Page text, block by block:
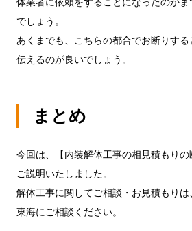
体業者に依頼をすることになったのか
でしょう。
あくまでも、こちらの都合でお断りす
伝えるのが良いでしょう。
まとめ
今回は、【内装解体工事の相見積もり
ご説明いたしました。
解体工事に関してご相談・お見積もり
東海にご相談ください。